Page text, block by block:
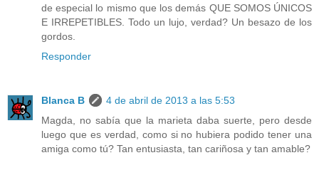
de especial lo mismo que los demás QUE SOMOS ÚNICOS
E IRREPETIBLES. Todo un lujo, verdad? Un besazo de los
gordos.
Responder
Blanca B
4 de abril de 2013 a las 5:53
Magda, no sabía que la marieta daba suerte, pero desde
luego que es verdad, como si no hubiera podido tener una
amiga como tú? Tan entusiasta, tan cariñosa y tan amable?